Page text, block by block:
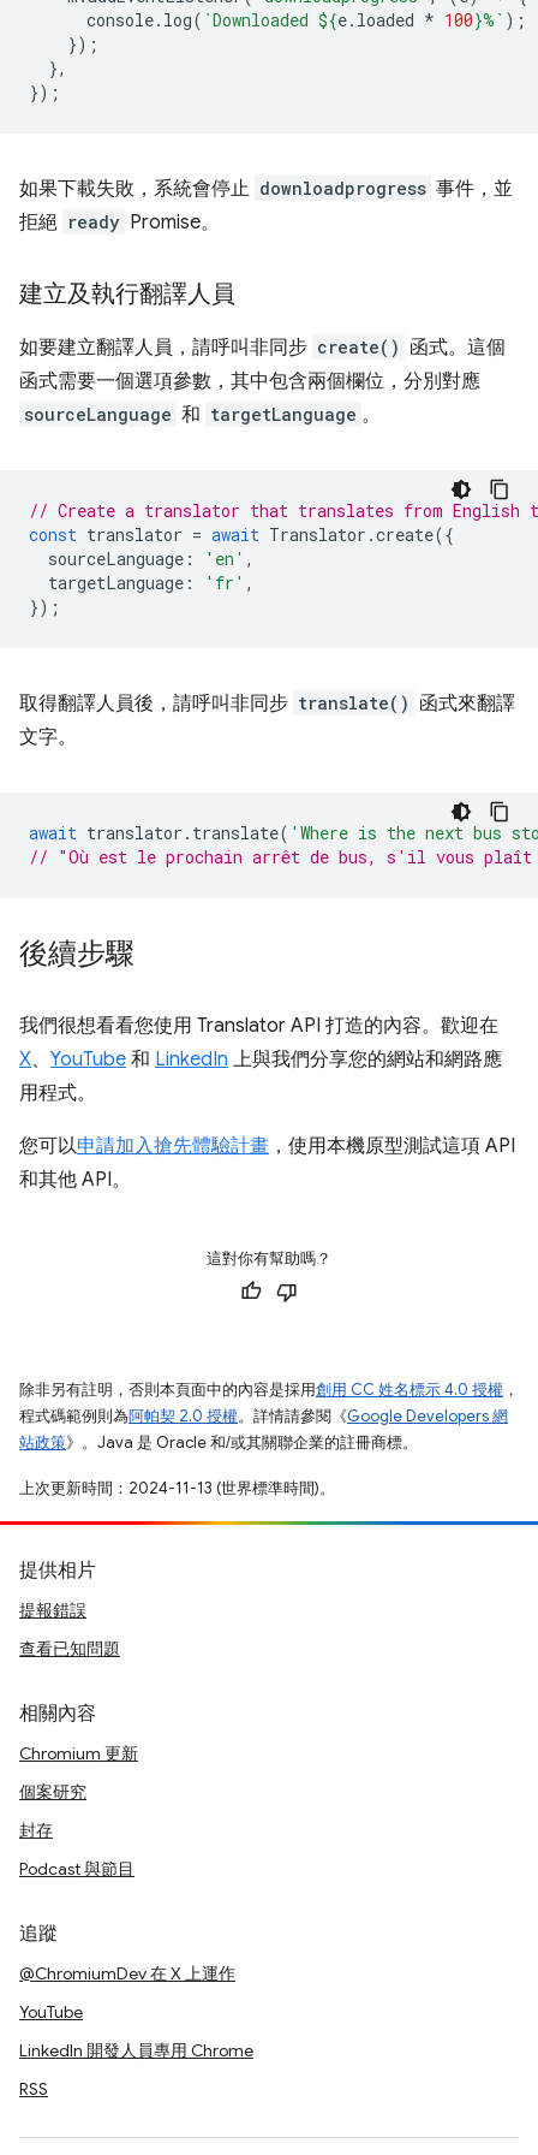
console. log( `Downloaded ${e. loaded * 100}%` );
});
},
});
如果下載失敗，系統會停止 downloadprogress 事件，並
拒絕 ready Promise。
建立及執行翻譯人員
如要建立翻譯人員，請呼叫非同步 create() 函式。這個
函式需要一個選項參數，其中包含兩個欄位，分別對應
sourceLanguage 和 targetLanguage 。
// Create a translator that translates from English
const translator = await Translator .create({
sourceLanguage : 'en' ,
targetLanguage : 'fr' ,
});
取得翻譯人員後，請呼叫非同步 translate() 函式來翻譯
文字。
await translator . translate( 'Where is the next bus
// "Où est le prochain arrêt de bus, s'il vous
後續步驟
我們很想看看您使用 Translator API 打造的內容。歡迎在
X、 YouTube 和 LinkedIn 上與我們分享您的網站和網路應
用程式。
您可以申請加入搶先體驗計畫 ，使用本機原型測試這項 API
和其他 API。
這對你有幫助嗎？
除非另有註明，否則本頁面中的內容是採用創用 CC 姓名標示 4.0 授權 ，
程式碼範例則為阿帕契 2.0 授權。詳情請參閱《Google Developers 網
站政策》。Java 是 Oracle 和/或其關聯企業的註冊商標。
上次更新時間：2024-11-13 (世界標準時間)。
提供相片
提報錯誤
查看已知問題
相關內容
Chromium 更新
個案研究
封存
Podcast 與節目
追蹤
@ChromiumDev 在 X 上運作
YouTube
LinkedIn 開發人員專用 Chrome
RSS